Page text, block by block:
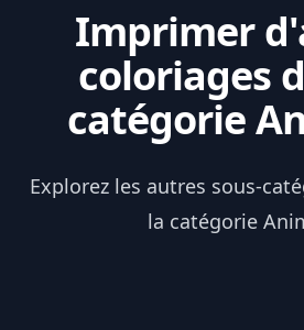
Imprimer
coloriages
catégorie
Explorez les autres sous-
la catégorie